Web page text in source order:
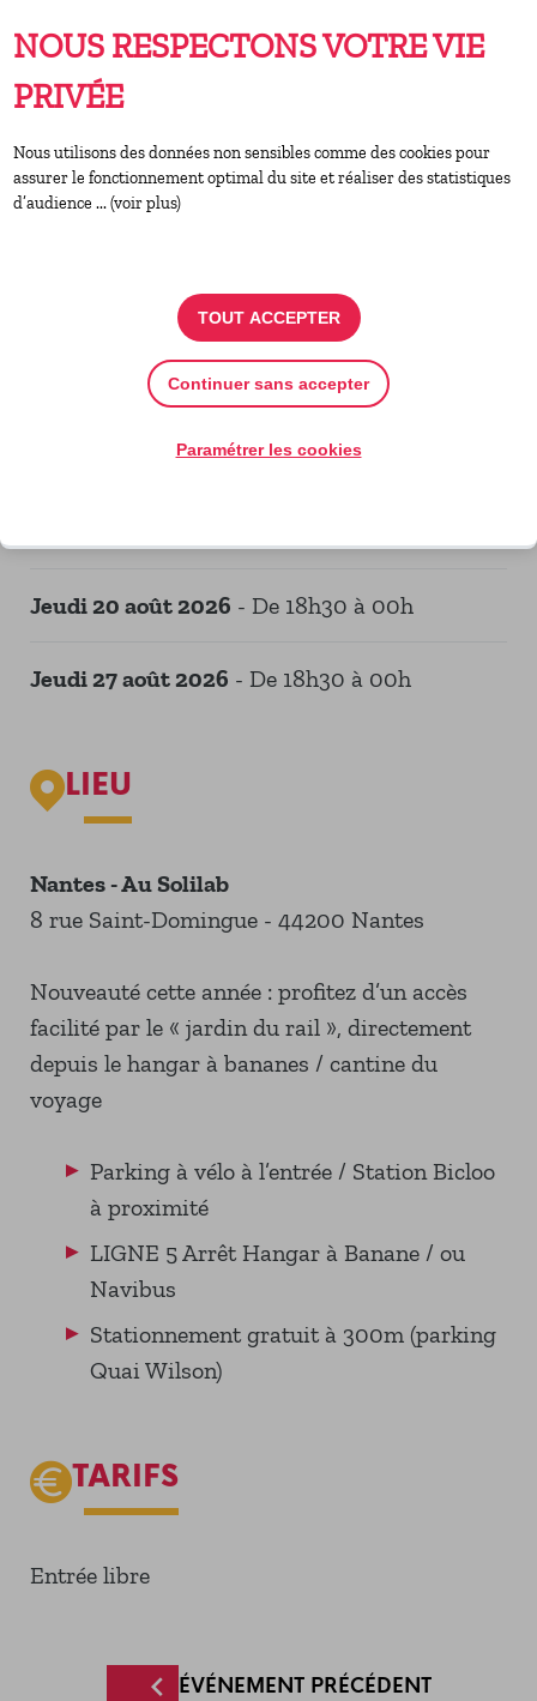
TDA-H, etc.)
Les recettes de notre buvette et les bénéfices
de la vente de plantes sont intégralement
reversés au profit de la création de nos jardins
sensoriels.
DATES ET HORAIRES
jeudi 09 juillet 2026- De 18h30 à 00h
jeudi 23 juillet 2026- De 18h30 à 00h
jeudi 20 août 2026 - De 18h30 à 00h
jeudi 27 août 2026 - De 18h30 à 00h
LIEU
Nantes - Au Solilab
8 rue Saint-Domingue - 44200 Nantes
Nouveauté cette année : profitez d’un accès
facilité par le « jardin du rail », directement
depuis le hangar à bananes / cantine du
voyage
Parking à vélo à l’entrée / Station Bicloo
à proximité
LIGNE 5 Arrêt Hangar à Banane / ou
Navibus
Stationnement gratuit à 300m (parking
Quai Wilson)
TARIFS
Entrée libre
ÉVÉNEMENT PRÉCÉDENT
NOUS RESPECTONS VOTRE VIE
PRIVÉE
Nous utilisons des données non sensibles comme des cookies pour
assurer le fonctionnement optimal du site et réaliser des statistiques
d’audience ... (voir plus)
TOUT ACCEPTER
Continuer sans accepter
Paramétrer les cookies